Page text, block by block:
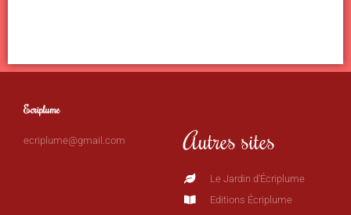
Ecriplume
ecriplume@gmail.com Autres sites
Le Jardin d'Écriplume
Editions Écriplume